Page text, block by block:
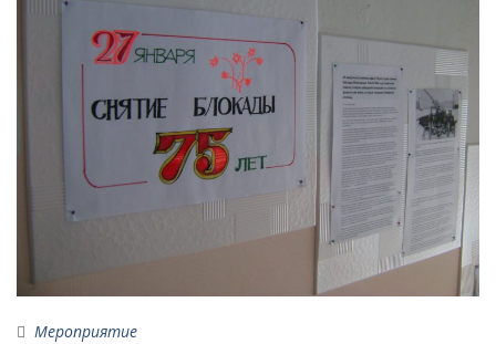
Мероприятие